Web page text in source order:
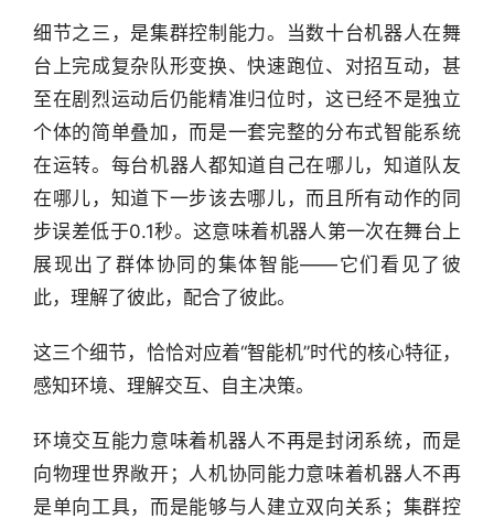
机
链
合
圈
细节之三，是集群控制能力。当数十台机器人在舞
台上完成复杂队形变换、快速跑位、对招互动，甚
至在剧烈运动后仍能精准归位时，这已经不是独立
个体的简单叠加，而是一套完整的分布式智能系统
在运转。每台机器人都知道自己在哪儿，知道队友
在哪儿，知道下一步该去哪儿，而且所有动作的同
步误差低于0.1秒。这意味着机器人第一次在舞台上
展现出了群体协同的集体智能——它们看见了彼
此，理解了彼此，配合了彼此。
这三个细节，恰恰对应着“智能机”时代的核心特征，
感知环境、理解交互、自主决策。
环境交互能力意味着机器人不再是封闭系统，而是
向物理世界敞开；人机协同能力意味着机器人不再
是单向工具，而是能够与人建立双向关系；集群控